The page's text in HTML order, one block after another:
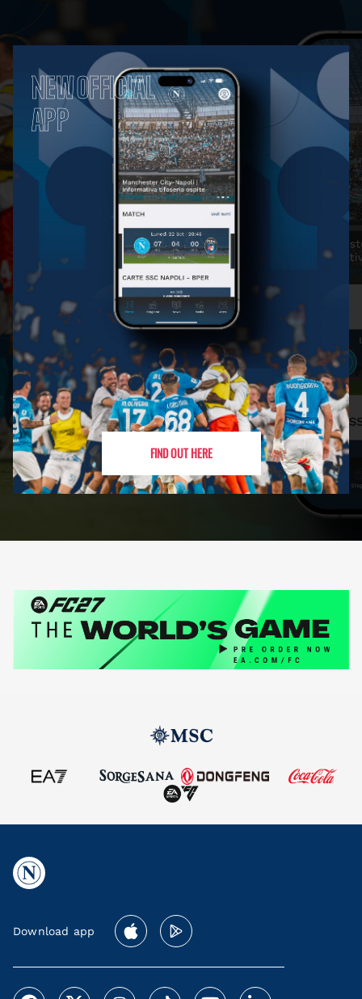
NEW OFFICIAL
APP
FIND OUT HERE
Download app